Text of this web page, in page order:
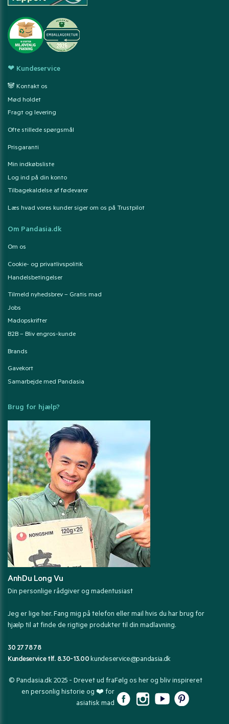
❤ Kundeservice
🐼 Kontakt os
Mød holdet
Fragt og levering
Ofte stillede spørgsmål
Prisgaranti
Min indkøbsliste
Log ind på din konto
Tilbagekaldelse af fødevarer
Læs hvad vores kunder siger om os på Trustpilot
Om Pandasia.dk
Om os
Cookie- og privatlivspolitik
Handelsbetingelser
Tilmeld nyhedsbrev – Gratis mad
Jobs
Madopskrifter
B2B – Bliv engros-kunde
Brands
Gavekort
Samarbejde med Pandasia
Brug for hjælp?
AnhDu Long Vu
Din personlige rådgiver og madentusiast
Jeg er lige her. Fang mig på telefon eller mail hvis du har brug for
hjælp til at finde de rigtige produkter til din madlavning.
30 27 78 78
Kundeservice tlf. 8.30-13.00kundeservice@pandasia.dk
© Pandasia.dk 2025 - Drevet ud fra
en personlig historie og ❤️ for
asiatisk mad
Følg os her og bliv inspireret